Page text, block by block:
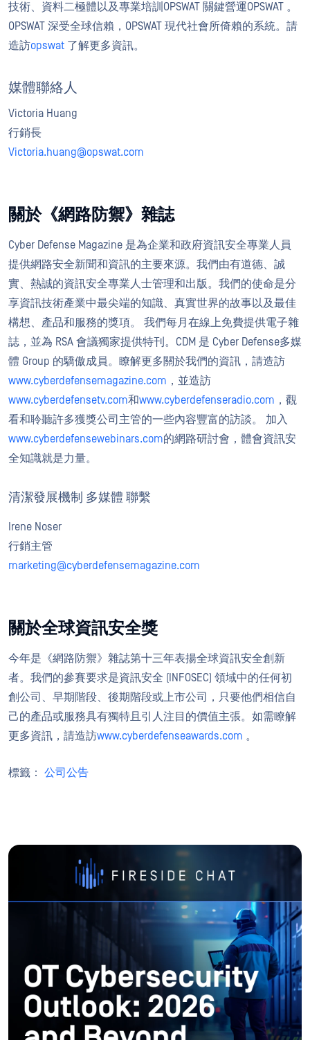
技術、資料二極體以及專業培訓OPSWAT 關鍵營運OPSWAT 。
OPSWAT 深受全球信賴，OPSWAT 現代社會所倚賴的系統。請
造訪opswat 了解更多資訊。
媒體聯絡人
Victoria Huang
行銷長
Victoria.huang@opswat.com
關於《網路防禦》雜誌
Cyber Defense Magazine 是為企業和政府資訊安全專業人員
提供網路安全新聞和資訊的主要來源。我們由有道德、誠
實、熱誠的資訊安全專業人士管理和出版。我們的使命是分
享資訊技術產業中最尖端的知識、真實世界的故事以及最佳
構想、產品和服務的獎項。 我們每月在線上免費提供電子雜
誌，並為 RSA 會議獨家提供特刊。CDM 是 Cyber Defense多媒
體 Group 的驕傲成員。瞭解更多關於我們的資訊，請造訪
www.cyberdefensemagazine.com ，並造訪
www.cyberdefensetv.com和www.cyberdefenseradio.com ，觀
看和聆聽許多獲獎公司主管的一些內容豐富的訪談。 加入
www.cyberdefensewebinars.com的網路研討會，體會資訊安
全知識就是力量。
清潔發展機制 多媒體 聯繫
Irene Noser
行銷主管
marketing@cyberdefensemagazine.com
關於全球資訊安全獎
今年是《網路防禦》雜誌第十三年表揚全球資訊安全創新
者。我們的參賽要求是資訊安全 (INFOSEC) 領域中的任何初
創公司、早期階段、後期階段或上市公司，只要他們相信自
己的產品或服務具有獨特且引人注目的價值主張。如需瞭解
更多資訊，請造訪www.cyberdefenseawards.com 。
標籤： 公司公告